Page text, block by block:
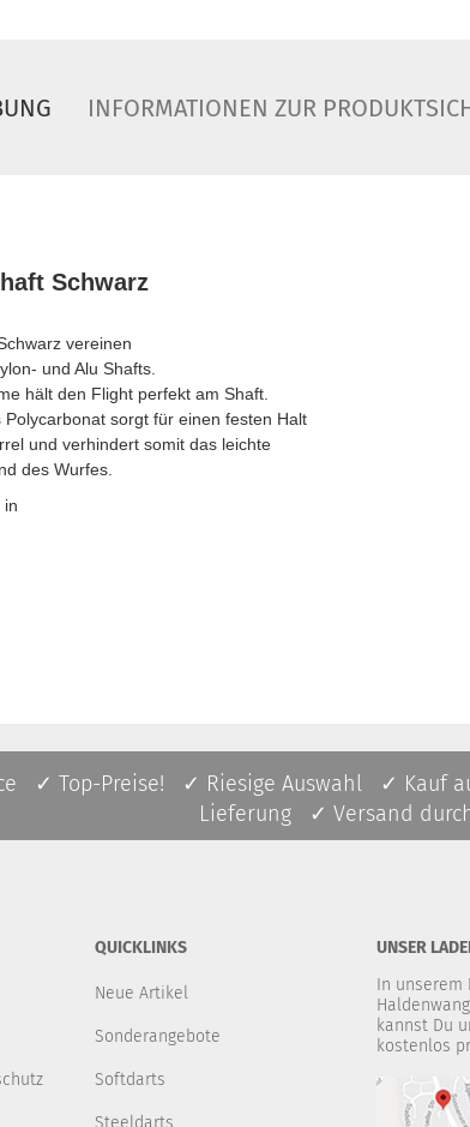
INFORMATIONEN ZUR
Schwarz
vereinen
und Alu Shafts.
hält den Flight perfekt am Shaft.
Polycarbonat sorgt für einen festen Halt
und verhindert somit das leichte
des Wurfes.
in
✓ Top-Preise! ✓ Riesige Auswahl ✓ Kauf
Lieferung ✓ Versand
QUICKLINKS
Neue Artikel
Sonderangebote
Softdarts
UNSER
In unserem
kannst Du
kostenlos